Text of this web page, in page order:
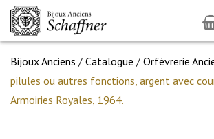
Bijoux Anciens / Catalogue / Orfèvrerie
pilules ou autres fonctions, argent avec
Armoiries Royales, 1964.